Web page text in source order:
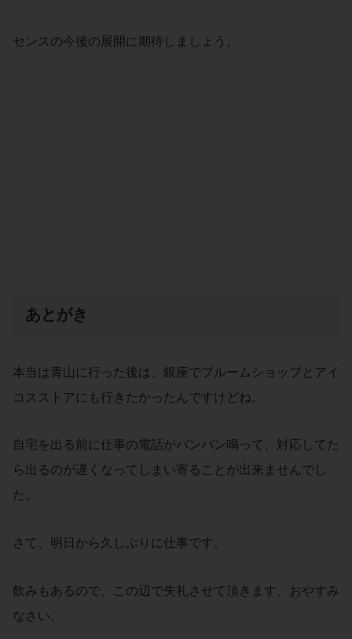
センスの今後の展開に期待しましょう。
あとがき
本当は青山に行った後は、銀座でプルームショップとアイ
コスストアにも行きたかったんですけどね。
自宅を出る前に仕事の電話がバンバン鳴って、対応してた
ら出るのが遅くなってしまい寄ることが出来ませんでし
た。
さて、明日から久しぶりに仕事です。
飲みもあるので、この辺で失礼させて頂きます、おやすみ
なさい。